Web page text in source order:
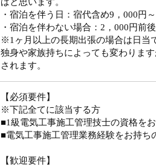
・宿泊を伴う日：宿代含め9，000円
・宿泊を伴わない場合：2，000円前後
※1ヶ月以上の長期出張の場合は日当
独身や家族持ちによっても変わりま
されます。
【必須要件】
※下記全てに該当する方
■1級電気工事施工管理技士の資格をお
■電気工事施工管理業務経験をお持ち
【歓迎要件】